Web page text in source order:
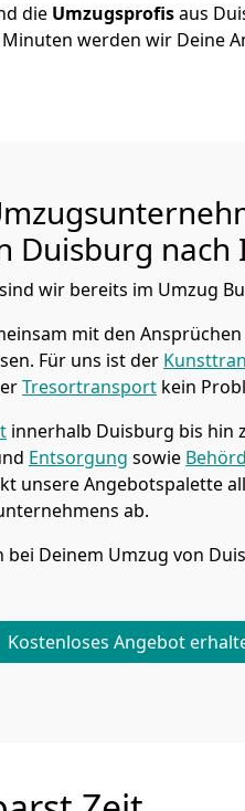
die Umzugsprofisaus
Minuten werden wir Deine
Duisburg nach
sind wir bereits im Umzug
mit den
Für uns ist der
Tresortransport kein
innerhalb Duisburg bis hin
Entsorgung sowie
unsere Angebotspalette
ab.
bei Deinem Umzug von
Kostenloses Angebot